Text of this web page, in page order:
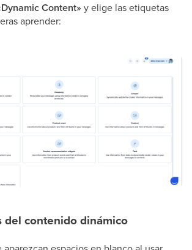
Content» y elige las etiquetas
aprender:
del contenido dinámico